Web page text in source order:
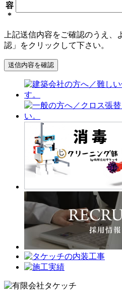
容
*
上記送信内容をご確認のうえ
認」をクリックして下さい。